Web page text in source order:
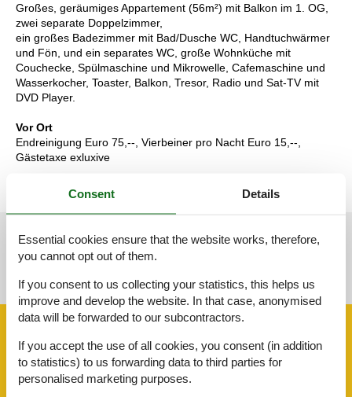
Großes, geräumiges Appartement (56m²) mit Balkon im 1. OG,
zwei separate Doppelzimmer,
ein großes Badezimmer mit Bad/Dusche WC, Handtuchwärmer
und Fön, und ein separates WC, große Wohnküche mit
Couchecke, Spülmaschine und Mikrowelle, Cafemaschine und
Wasserkocher, Toaster, Balkon, Tresor, Radio und Sat-TV mit
DVD Player.
Vor Ort
Endreinigung Euro 75,--, Vierbeiner pro Nacht Euro 15,--,
Gästetaxe exluxive
See nearby objects
See the course of the sun around the object 😎
AccommodationFacilities
Consent Details
Essential cookies ensure that the website works, therefore,
you cannot opt out of them.
If you consent to us collecting your statistics, this helps us
improve and develop the website. In that case, anonymised
data will be forwarded to our subcontractors.
If you accept the use of all cookies, you consent (in addition
to statistics) to us forwarding data to third parties for
personalised marketing purposes.